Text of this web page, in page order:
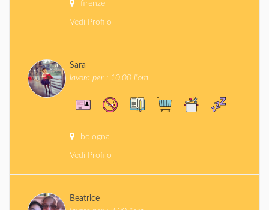
firenze
Vedi Profilo
Sara
lavora per : 10.00 l'ora
bologna
Vedi Profilo
Beatrice